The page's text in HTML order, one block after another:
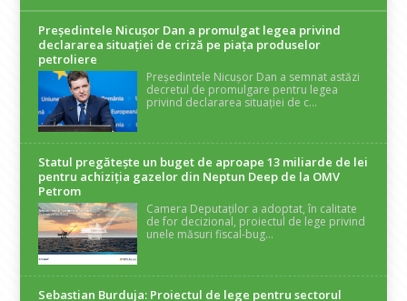
Președintele Nicuşor Dan a promulgat legea privind
declararea situaţiei de criză pe piaţa produselor
petroliere
Președintele Nicușor Dan a semnat astăzi
decretul de promulgare pentru legea
privind declararea situației de c...
Statul pregătește un buget de aproape 13 miliarde de lei
pentru achiziția gazelor din Neptun Deep de la OMV
Petrom
Camera Deputaților a adoptat, în calitate
de for decizional, proiectul de lege privind
unele măsuri fiscal-bug...
Sebastian Burduja: Proiectul de lege pentru sectorul